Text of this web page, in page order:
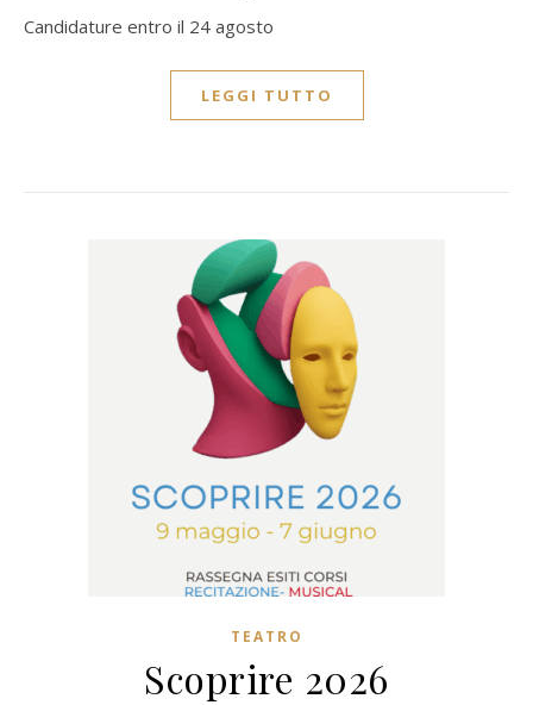
Candidature entro il 24 agosto
LEGGI TUTTO
TEATRO
Scoprire 2026